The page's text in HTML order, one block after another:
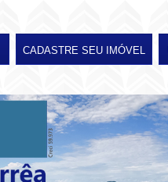
CADASTRE SEU IMÓVEL